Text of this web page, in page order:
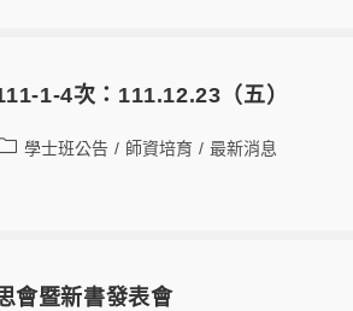
1-4次：111.12.23（五）
學士班公告 / 師資培育 / 最新消息
會暨新書發表會